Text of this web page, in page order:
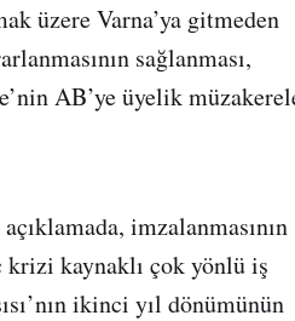
üzere Varna’ya gitmeden
sağlanması,
AB’ye üyelik
imzalanmasının
kaynaklı çok yönlü iş
ikinci yıl dönümünün